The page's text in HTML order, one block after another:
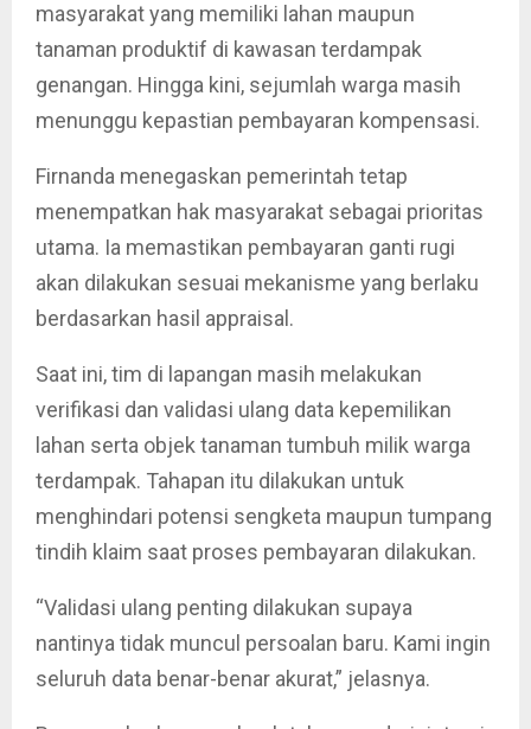
masyarakat yang memiliki lahan maupun
tanaman produktif di kawasan terdampak
genangan. Hingga kini, sejumlah warga masih
menunggu kepastian pembayaran kompensasi.
Firnanda menegaskan pemerintah tetap
menempatkan hak masyarakat sebagai prioritas
utama. Ia memastikan pembayaran ganti rugi
akan dilakukan sesuai mekanisme yang berlaku
berdasarkan hasil appraisal.
Saat ini, tim di lapangan masih melakukan
verifikasi dan validasi ulang data kepemilikan
lahan serta objek tanaman tumbuh milik warga
terdampak. Tahapan itu dilakukan untuk
menghindari potensi sengketa maupun tumpang
tindih klaim saat proses pembayaran dilakukan.
“Validasi ulang penting dilakukan supaya
nantinya tidak muncul persoalan baru. Kami ingin
seluruh data benar-benar akurat,” jelasnya.